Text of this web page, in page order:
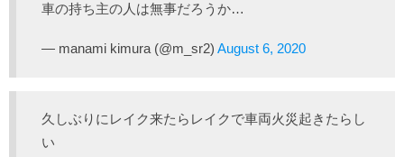
車の持ち主の人は無事だろうか…
— manami kimura (@m_sr2) August 6, 2020
久しぶりにレイク来たらレイクで車両火災起きたらし
い